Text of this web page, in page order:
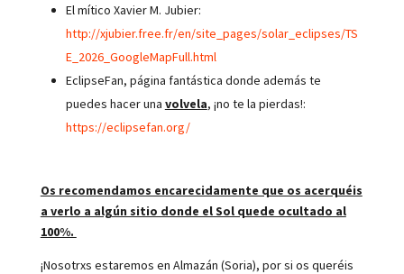
El mítico Xavier M. Jubier:
http://xjubier.free.fr/en/site_pages/solar_eclipses/TS
E_2026_GoogleMapFull.html
EclipseFan, página fantástica donde además te
puedes hacer una volvela, ¡no te la pierdas!:
https://eclipsefan.org/
Os recomendamos encarecidamente que os acerquéis
a verlo a algún sitio donde el Sol quede ocultado al
100%.
¡Nosotrxs estaremos en Almazán (Soria), por si os queréis